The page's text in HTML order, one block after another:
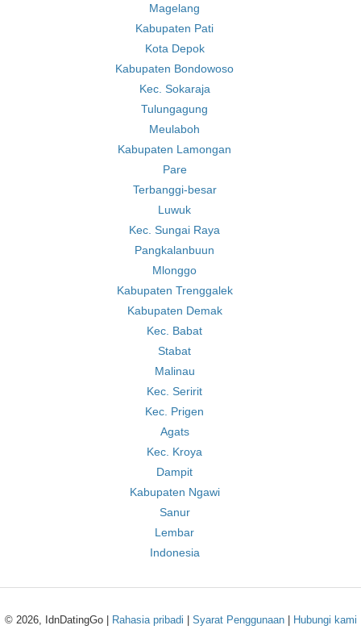
Magelang
Kabupaten Pati
Kota Depok
Kabupaten Bondowoso
Kec. Sokaraja
Tulungagung
Meulaboh
Kabupaten Lamongan
Pare
Terbanggi-besar
Luwuk
Kec. Sungai Raya
Pangkalanbuun
Mlonggo
Kabupaten Trenggalek
Kabupaten Demak
Kec. Babat
Stabat
Malinau
Kec. Seririt
Kec. Prigen
Agats
Kec. Kroya
Dampit
Kabupaten Ngawi
Sanur
Lembar
Indonesia
© 2026, IdnDatingGo | Rahasia pribadi Syarat Penggunaan| Hubungi kami